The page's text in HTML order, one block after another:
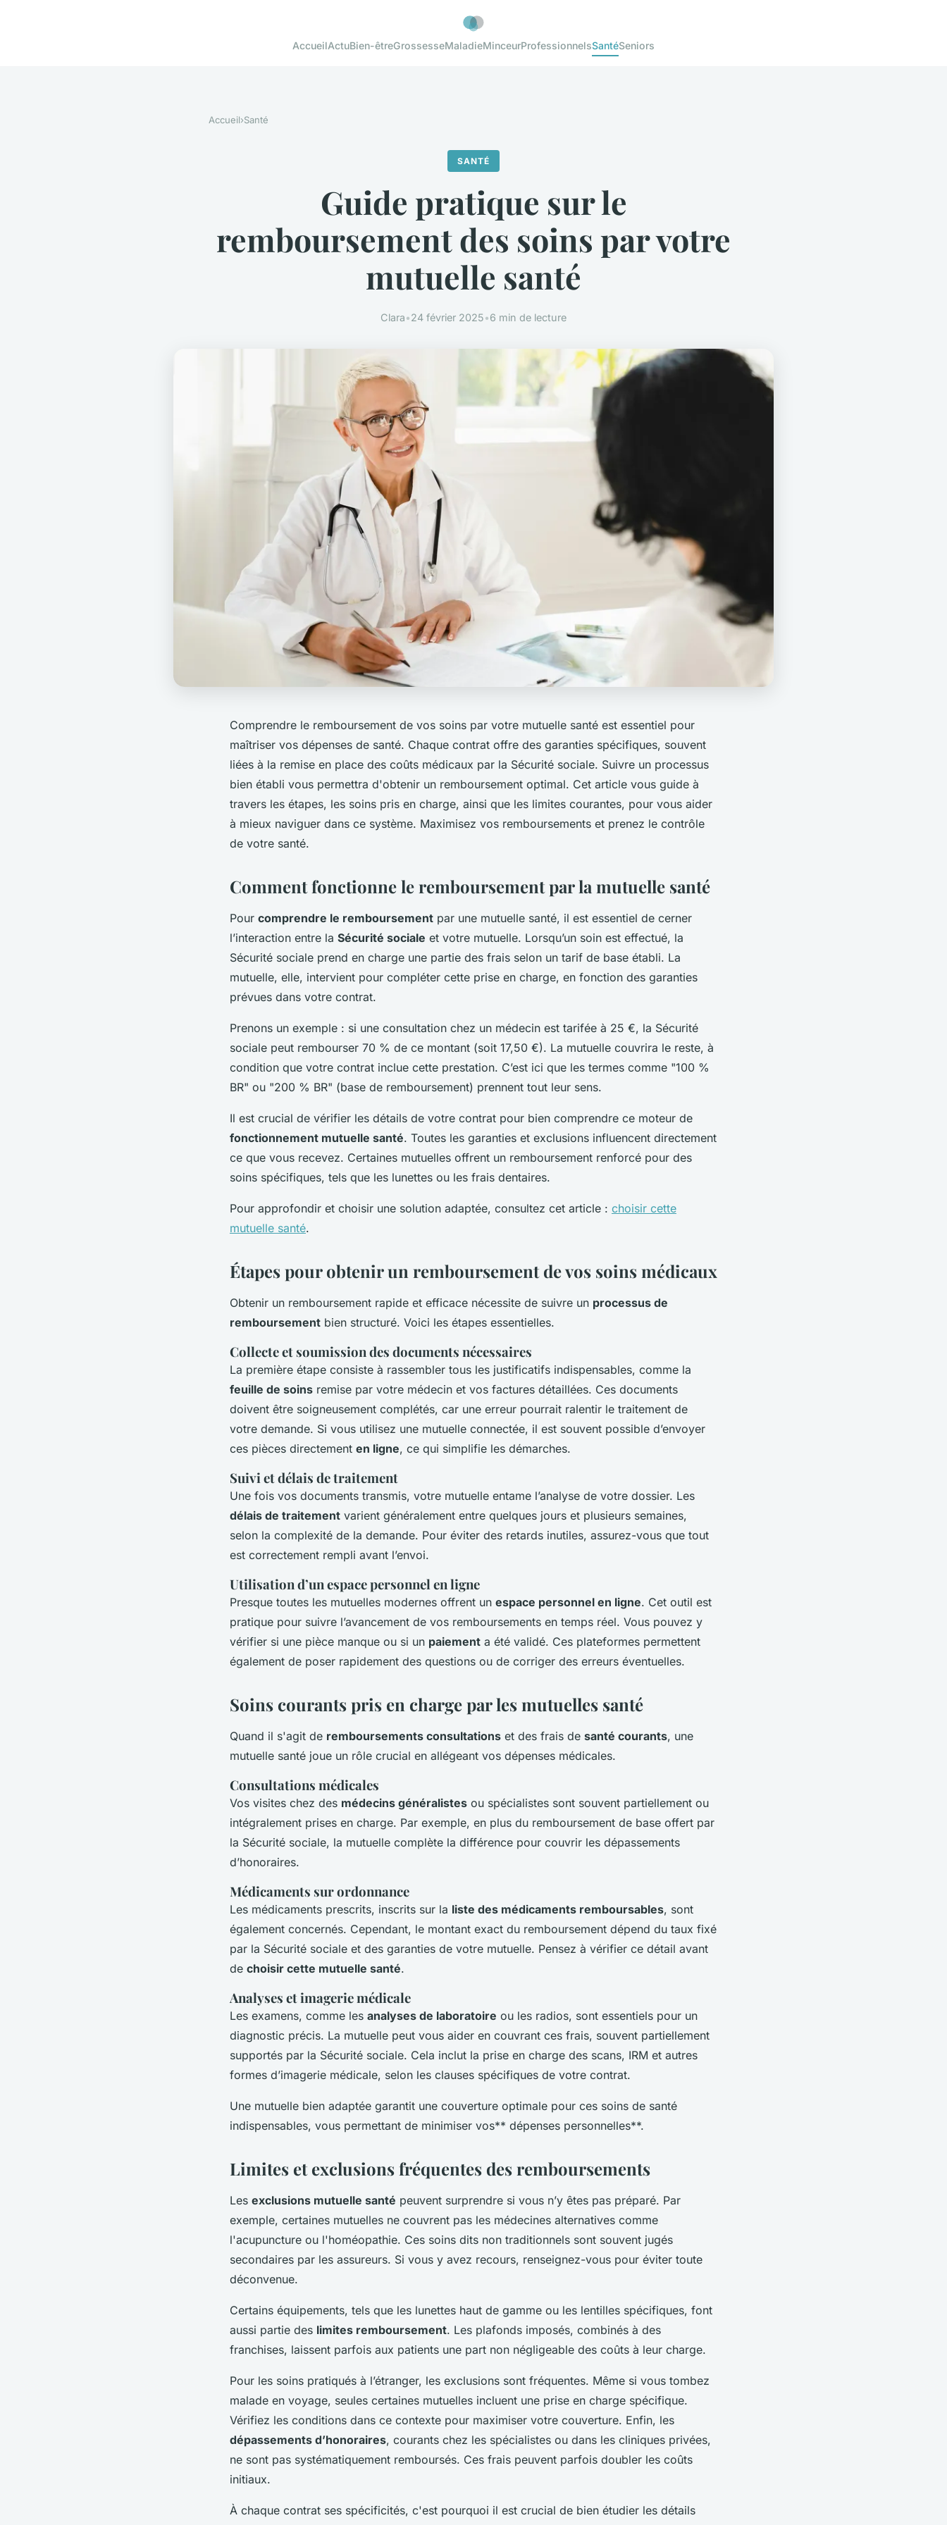
AccueilActuBien-êtreGrossesseMaladieMinceurProfessionnelsSantéSeniors
Accueil›Santé
SANTÉ
Guide pratique sur le
remboursement des soins par votre
mutuelle santé
Clara•24 février 2025•6 min de lecture
Comprendre le remboursement de vos soins par votre mutuelle santé est essentiel pour
maîtriser vos dépenses de santé. Chaque contrat offre des garanties spécifiques, souvent
liées à la remise en place des coûts médicaux par la Sécurité sociale. Suivre un processus
bien établi vous permettra d'obtenir un remboursement optimal. Cet article vous guide à
travers les étapes, les soins pris en charge, ainsi que les limites courantes, pour vous aider
à mieux naviguer dans ce système. Maximisez vos remboursements et prenez le contrôle
de votre santé.
Comment fonctionne le remboursement par la mutuelle santé
Pour comprendre le remboursement par une mutuelle santé, il est essentiel de cerner
l’interaction entre la Sécurité sociale et votre mutuelle. Lorsqu’un soin est effectué, la
Sécurité sociale prend en charge une partie des frais selon un tarif de base établi. La
mutuelle, elle, intervient pour compléter cette prise en charge, en fonction des garanties
prévues dans votre contrat.
Prenons un exemple : si une consultation chez un médecin est tarifée à 25 €, la Sécurité
sociale peut rembourser 70 % de ce montant (soit 17,50 €). La mutuelle couvrira le reste, à
condition que votre contrat inclue cette prestation. C’est ici que les termes comme "100 %
BR" ou "200 % BR" (base de remboursement) prennent tout leur sens.
Il est crucial de vérifier les détails de votre contrat pour bien comprendre ce moteur de
fonctionnement mutuelle santé. Toutes les garanties et exclusions influencent directement
ce que vous recevez. Certaines mutuelles offrent un remboursement renforcé pour des
soins spécifiques, tels que les lunettes ou les frais dentaires.
Pour approfondir et choisir une solution adaptée, consultez cet article : choisir cette
mutuelle santé.
Étapes pour obtenir un remboursement de vos soins médicaux
Obtenir un remboursement rapide et efficace nécessite de suivre un processus de
remboursement bien structuré. Voici les étapes essentielles.
Collecte et soumission des documents nécessaires
La première étape consiste à rassembler tous les justificatifs indispensables, comme la
feuille de soins remise par votre médecin et vos factures détaillées. Ces documents
doivent être soigneusement complétés, car une erreur pourrait ralentir le traitement de
votre demande. Si vous utilisez une mutuelle connectée, il est souvent possible d’envoyer
ces pièces directement en ligne, ce qui simplifie les démarches.
Suivi et délais de traitement
Une fois vos documents transmis, votre mutuelle entame l’analyse de votre dossier. Les
délais de traitement varient généralement entre quelques jours et plusieurs semaines,
selon la complexité de la demande. Pour éviter des retards inutiles, assurez-vous que tout
est correctement rempli avant l’envoi.
Utilisation d’un espace personnel en ligne
Presque toutes les mutuelles modernes offrent un espace personnel en ligne. Cet outil est
pratique pour suivre l’avancement de vos remboursements en temps réel. Vous pouvez y
vérifier si une pièce manque ou si un paiement a été validé. Ces plateformes permettent
également de poser rapidement des questions ou de corriger des erreurs éventuelles.
Soins courants pris en charge par les mutuelles santé
Quand il s'agit de remboursements consultations et des frais de santé courants, une
mutuelle santé joue un rôle crucial en allégeant vos dépenses médicales.
Consultations médicales
Vos visites chez des médecins généralistes ou spécialistes sont souvent partiellement ou
intégralement prises en charge. Par exemple, en plus du remboursement de base offert par
la Sécurité sociale, la mutuelle complète la différence pour couvrir les dépassements
d’honoraires.
Médicaments sur ordonnance
Les médicaments prescrits, inscrits sur la liste des médicaments remboursables, sont
également concernés. Cependant, le montant exact du remboursement dépend du taux fixé
par la Sécurité sociale et des garanties de votre mutuelle. Pensez à vérifier ce détail avant
de choisir cette mutuelle santé.
Analyses et imagerie médicale
Les examens, comme les analyses de laboratoire ou les radios, sont essentiels pour un
diagnostic précis. La mutuelle peut vous aider en couvrant ces frais, souvent partiellement
supportés par la Sécurité sociale. Cela inclut la prise en charge des scans, IRM et autres
formes d’imagerie médicale, selon les clauses spécifiques de votre contrat.
Une mutuelle bien adaptée garantit une couverture optimale pour ces soins de santé
indispensables, vous permettant de minimiser vos** dépenses personnelles**.
Limites et exclusions fréquentes des remboursements
Les exclusions mutuelle santé peuvent surprendre si vous n’y êtes pas préparé. Par
exemple, certaines mutuelles ne couvrent pas les médecines alternatives comme
l'acupuncture ou l'homéopathie. Ces soins dits non traditionnels sont souvent jugés
secondaires par les assureurs. Si vous y avez recours, renseignez-vous pour éviter toute
déconvenue.
Certains équipements, tels que les lunettes haut de gamme ou les lentilles spécifiques, font
aussi partie des limites remboursement. Les plafonds imposés, combinés à des
franchises, laissent parfois aux patients une part non négligeable des coûts à leur charge.
Pour les soins pratiqués à l’étranger, les exclusions sont fréquentes. Même si vous tombez
malade en voyage, seules certaines mutuelles incluent une prise en charge spécifique.
Vérifiez les conditions dans ce contexte pour maximiser votre couverture. Enfin, les
dépassements d’honoraires, courants chez les spécialistes ou dans les cliniques privées,
ne sont pas systématiquement remboursés. Ces frais peuvent parfois doubler les coûts
initiaux.
À chaque contrat ses spécificités, c'est pourquoi il est crucial de bien étudier les détails